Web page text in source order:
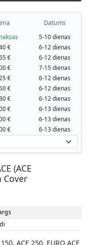
Datums
5-10 dienas
€
6-12 dienas
€
6-12 dienas
€
7-15 dienas
€
6-12 dienas
€
6-12 dienas
€
6-12 dienas
€
6-13 dienas
€
6-13 dienas
€ 6-13 dienas
(ACE
Cover
ACE 250, EURO ACE